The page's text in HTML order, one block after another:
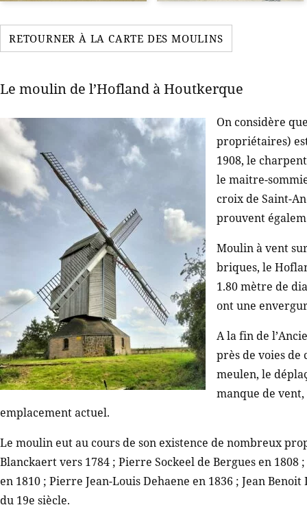
RETOURNER À LA CARTE DES MOULINS
Le moulin de l’Hofland à Houtkerque
On considère
propriétaires)
1908, le
le maitre-
croix de Saint-
prouvent
Moulin à vent
briques, le
1.80 mètre de
ont une
A la fin de
près de voies
meulen, le
manque de
emplacement actuel.
Le moulin eut au cours de son existence de nombreux
Blanckaert vers 1784 ; Pierre Sockeel de Bergues en
en 1810 ; Pierre Jean-Louis Dehaene en 1836 ; Jean
du 19e siècle.